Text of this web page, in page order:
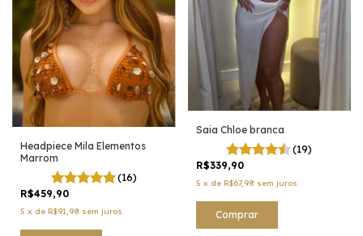
Headpiece Mila Elementos
Marrom
(16)
R$459,90
5 x de R$91,98 sem juros
Saia Chloe branca
(19)
R$339,90
5 x de R$67,98 sem juros
Comprar